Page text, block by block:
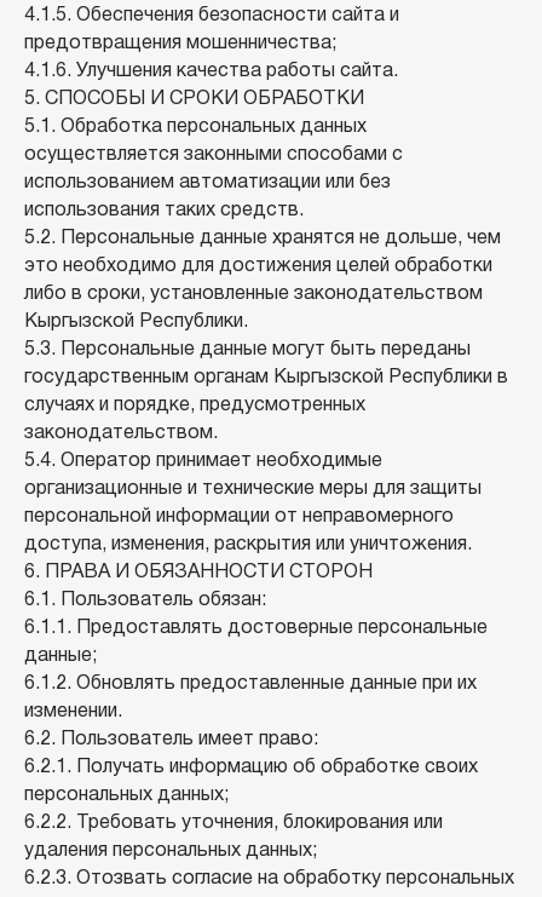
4.1.5. Обеспечения безопасности сайта и
предотвращения мошенничества;
4.1.6. Улучшения качества работы сайта.
5. СПОСОБЫ И СРОКИ ОБРАБОТКИ
5.1. Обработка персональных данных
осуществляется законными способами с
использованием автоматизации или без
использования таких средств.
5.2. Персональные данные хранятся не дольше, чем
это необходимо для достижения целей обработки
либо в сроки, установленные законодательством
Кыргызской Республики.
5.3. Персональные данные могут быть переданы
государственным органам Кыргызской Республики в
случаях и порядке, предусмотренных
законодательством.
5.4. Оператор принимает необходимые
организационные и технические меры для защиты
персональной информации от неправомерного
доступа, изменения, раскрытия или уничтожения.
6. ПРАВА И ОБЯЗАННОСТИ СТОРОН
6.1. Пользователь обязан:
6.1.1. Предоставлять достоверные персональные
данные;
6.1.2. Обновлять предоставленные данные при их
изменении.
6.2. Пользователь имеет право:
6.2.1. Получать информацию об обработке своих
персональных данных;
6.2.2. Требовать уточнения, блокирования или
удаления персональных данных;
6.2.3. Отозвать согласие на обработку персональных
График Работы 24/7
+996 990 111 333 – Ресепшн
Официальный партнер:
Технологий КР»
ОcОО «Технопарк Кей Джи»
ИНН 00202200710466
Юридический и почтовый адрес:
г. Бишкек, ул. Анкара,223, 720082
УГНС УККН 999
р/с: 1030120000781688
БИК:103001
ОАО «Мбанк»